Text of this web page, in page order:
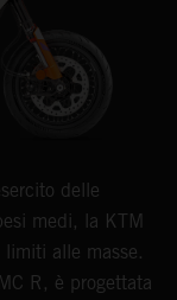
delle
medi, la KTM
alle masse.
R, è progettata